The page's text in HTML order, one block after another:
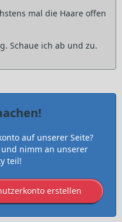
mal die Haare offen
Schaue ich ab und zu.
auf unserer Seite?
und nimm an unserer
teil!
erstellen